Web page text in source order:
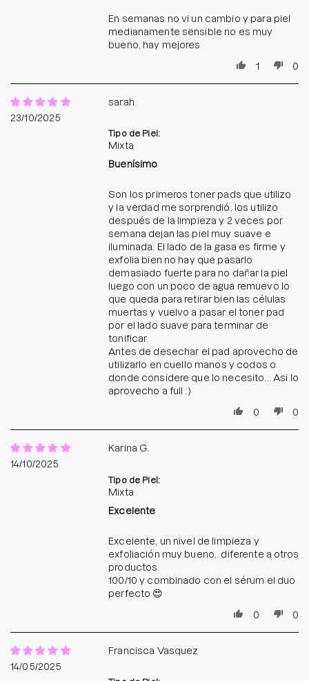
En semanas no vi un cambio y para piel
medianamente sensible no es muy
bueno, hay mejores
1
0
23/10/2025
sarah
Tipo de Piel:
Mixta
Buenísimo
Son los primeros toner pads que utilizo
y la verdad me sorprendió, los utilizo
después de la limpieza y 2 veces por
semana dejan las piel muy suave e
iluminada. El lado de la gasa es firme y
exfolia bien no hay que pasarlo
demasiado fuerte para no dañar la piel
luego con un poco de agua remuevo lo
que queda para retirar bien las células
muertas y vuelvo a pasar el toner pad
por el lado suave para terminar de
tonificar.
Antes de desechar el pad aprovecho de
utilizarlo en cuello manos y codos o
donde considere que lo necesito... Asi lo
aprovecho a full :)
0
0
14/10/2025
Karina G.
Tipo de Piel:
Mixta
Excelente
Excelente, un nivel de limpieza y
exfoliación muy bueno,. diferente a otros
productos.
100/10 y combinado con el sérum el duo
perfecto 😍
0
0
14/05/2025
Francisca Vasquez